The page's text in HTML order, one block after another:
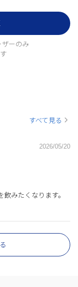
ーのみ
すべて見る
2026/05/20
みたくなります。